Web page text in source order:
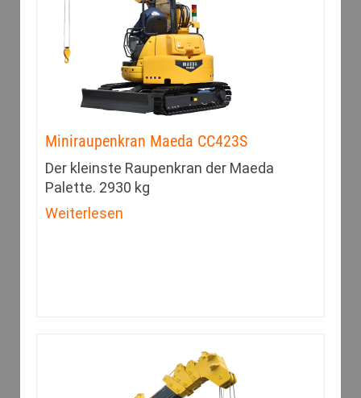
Miniraupenkran Maeda CC423S
Der kleinste Raupenkran der Maeda
Palette. 2930 kg
Weiterlesen